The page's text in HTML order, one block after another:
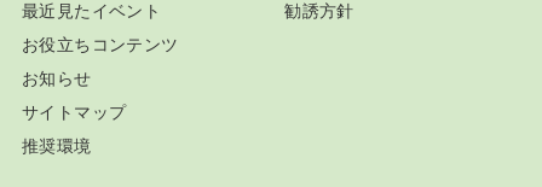
最近見たイベント
お役立ちコンテンツ
お知らせ
サイトマップ
推奨環境
勧誘方針